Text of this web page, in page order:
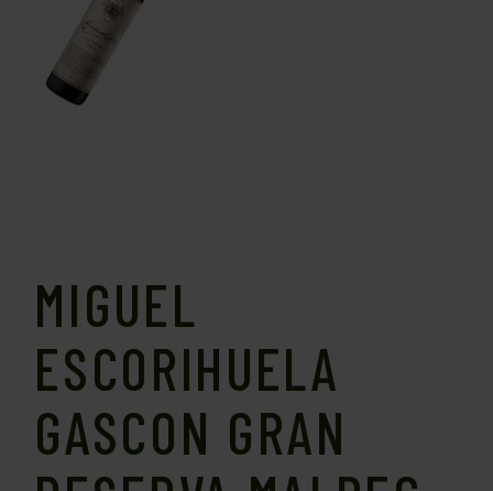
MIGUEL
ESCORIHUELA
GASCON GRAN